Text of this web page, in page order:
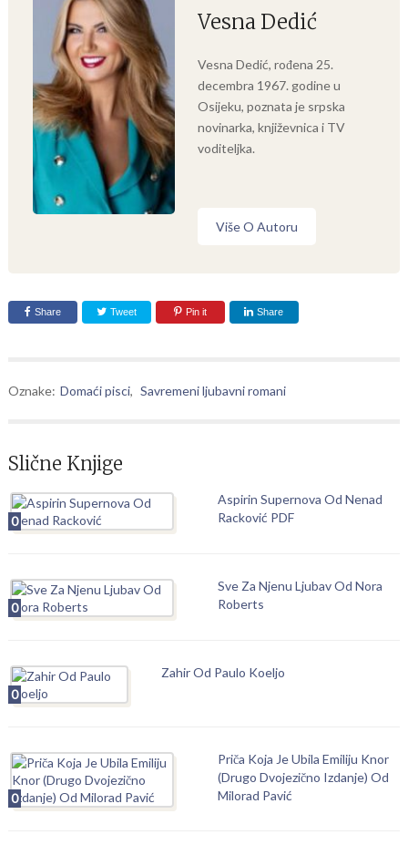
Vesna Dedić
Vesna Dedić, rođena 25.
decembra 1967. godine u
Osijeku, poznata je srpska
novinarka, književnica i TV
voditeljka.
Više O Autoru
Share Tweet Pin it Share
Oznake: Domaći pisci, Savremeni ljubavni romani
Slične Knjige
0
Aspirin Supernova Od Nenad
Racković PDF
0
Sve Za Njenu Ljubav Od Nora
Roberts
0
Zahir Od Paulo Koeljo
0
Priča Koja Je Ubila Emiliju Knor
(Drugo Dvojezično Izdanje) Od
Milorad Pavić